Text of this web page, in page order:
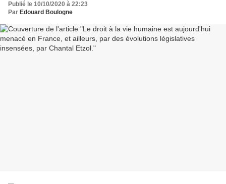
Publié le 10/10/2020 à 22:23
Par Edouard Boulogne